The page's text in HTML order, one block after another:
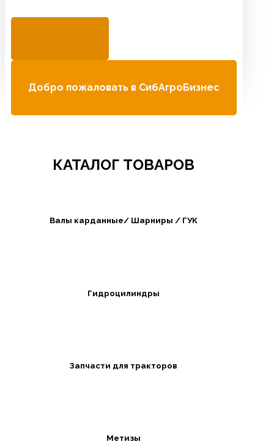
Добро пожаловать в СибАгроБизнес
КАТАЛОГ ТОВАРОВ
Валы карданные/ Шарниры / ГУК
Гидроцилиндры
Запчасти для тракторов
Метизы